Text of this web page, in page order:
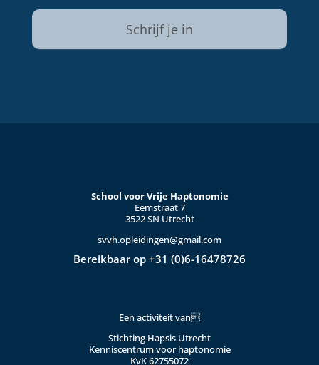
CAPTCHA
School voor Vrije Haptonomie
Eemstraat 7
3522 SN Utrecht
svvh.opleidingen@gmail.com
Bereikbaar op +31 (0)6-16478726
Een activiteit van
Stichting Hapsis Utrecht
Kenniscentrum voor haptonomie
KvK 62755072